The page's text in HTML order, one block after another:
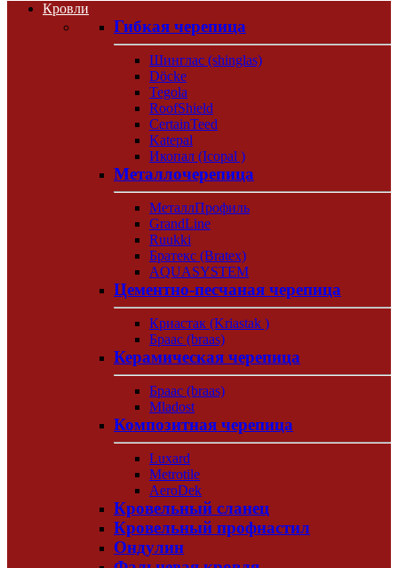
Кровли
Гибкая черепица
Шинглас (shinglas)
Döcke
Tegola
RoofShield
CertainTeed
Katepal
Икопал (Icopal )
Металлочерепица
МеталлПрофиль
GrandLine
Ruukki
Братекс (Bratex)
AQUASYSTEM
Цементно-песчаная черепица
Криастак (Kriastak )
Браас (braas)
Керамическая черепица
Браас (braas)
Mladost
Композитная черепица
Luxard
Metrotile
AeroDek
Кровельный сланец
Кровельный профнастил
Ондулин